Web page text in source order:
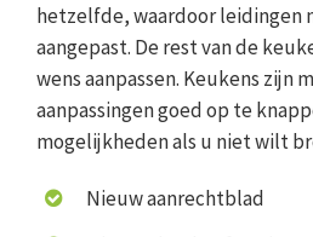
hetzelfde, waardoor leidingen
aangepast. De rest van de
wens aanpassen. Keukens zijn
aanpassingen goed op te
mogelijkheden als u niet wilt
Nieuw aanrechtblad